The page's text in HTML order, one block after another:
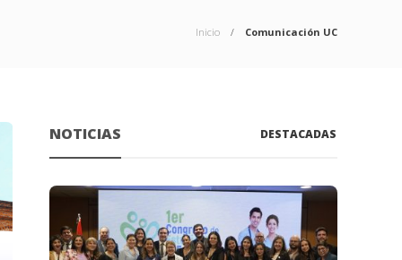
Inicio Comunicación UC
NOTICIAS DESTACADAS